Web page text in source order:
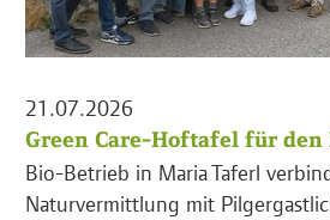
21.07.2026
Green Care-Hoftafel für den
Bio-Betrieb in Maria Taferl
Naturvermittlung mit